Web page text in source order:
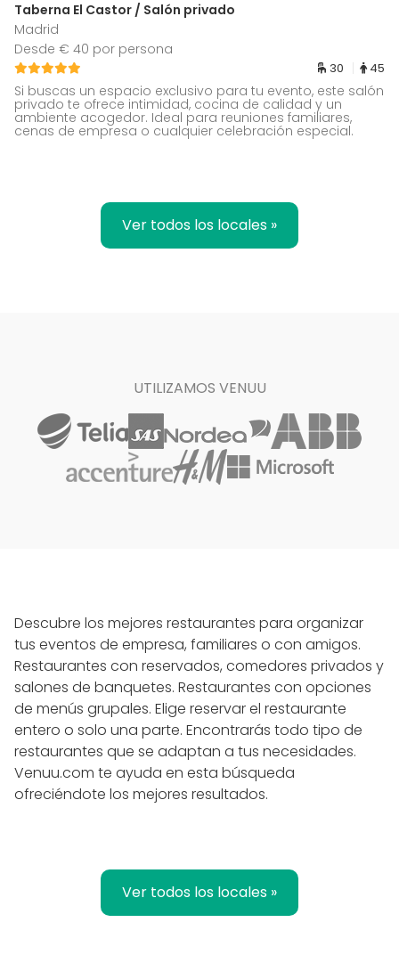
Taberna El Castor / Salón privado
Madrid
Desde € 40 por persona
30 45
Si buscas un espacio exclusivo para tu evento, este salón
privado te ofrece intimidad, cocina de calidad y un
ambiente acogedor. Ideal para reuniones familiares,
cenas de empresa o cualquier celebración especial.
Ver todos los locales »
UTILIZAMOS VENUU
Descubre los mejores restaurantes para organizar
tus eventos de empresa, familiares o con amigos.
Restaurantes con reservados, comedores privados y
salones de banquetes. Restaurantes con opciones
de menús grupales. Elige reservar el restaurante
entero o solo una parte. Encontrarás todo tipo de
restaurantes que se adaptan a tus necesidades.
Venuu.com te ayuda en esta búsqueda
ofreciéndote los mejores resultados.
Ver todos los locales »